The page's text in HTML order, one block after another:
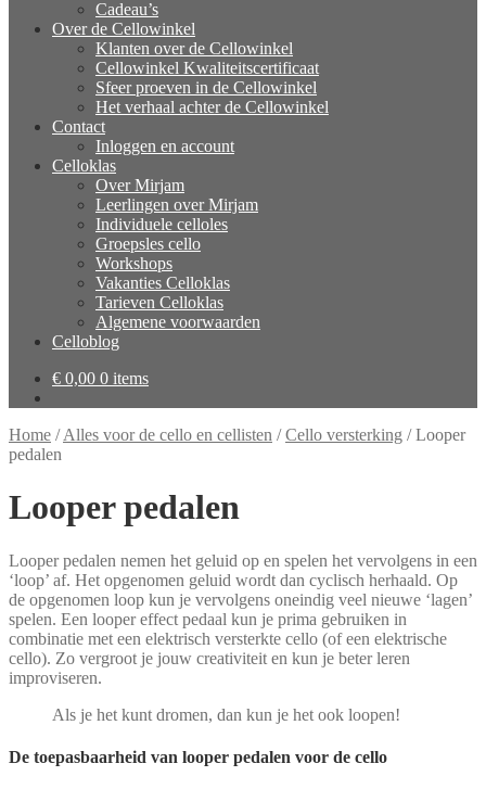
Cadeau’s
Over de Cellowinkel
Klanten over de Cellowinkel
Cellowinkel Kwaliteitscertificaat
Sfeer proeven in de Cellowinkel
Het verhaal achter de Cellowinkel
Contact
Inloggen en account
Celloklas
Over Mirjam
Leerlingen over Mirjam
Individuele celloles
Groepsles cello
Workshops
Vakanties Celloklas
Tarieven Celloklas
Algemene voorwaarden
Celloblog
€ 0,00 0 items
Home /Alles voor de cello en cellisten /Cello versterking /Looper
pedalen
Looper pedalen
Looper pedalen nemen het geluid op en spelen het vervolgens in een
‘loop’ af. Het opgenomen geluid wordt dan cyclisch herhaald. Op
de opgenomen loop kun je vervolgens oneindig veel nieuwe ‘lagen’
spelen. Een looper effect pedaal kun je prima gebruiken in
combinatie met een elektrisch versterkte cello (of een elektrische
cello). Zo vergroot je jouw creativiteit en kun je beter leren
improviseren.
Als je het kunt dromen, dan kun je het ook loopen!
De toepasbaarheid van looper pedalen voor de cello